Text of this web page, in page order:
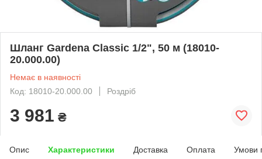
Шланг Gardena Classic 1/2", 50 м (18010-
20.000.00)
Немає в наявності
Код: 18010-20.000.00
Роздріб
3 981 ₴
Опис Характеристики Доставка Оплата Умови